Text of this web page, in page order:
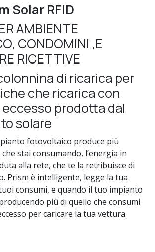
Solar RFID
AMBIENTE
CONDOMINI ,E
RICETTIVE
di ricarica per
che ricarica con
eccesso prodotta dal
solare
fotovoltaico produce più
stai consumando, l’energia in
alla rete, che te la retribuisce di
Prism è intelligente, legge la tua
consumi, e quando il tuo impianto
più di quello che consumi
per caricare la tua vettura.